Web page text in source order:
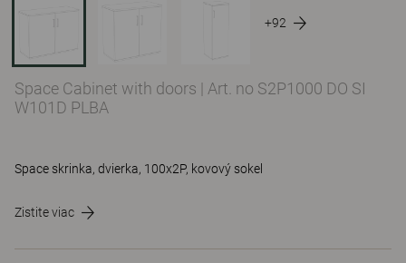
+92
Space Cabinet with doors | Art. no S2P1000 DO SI
W101D PLBA
Space skrinka, dvierka, 100x2P, kovový sokel
Zistite viac